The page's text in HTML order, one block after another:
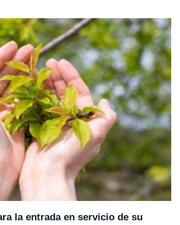
la entrada en servicio de su